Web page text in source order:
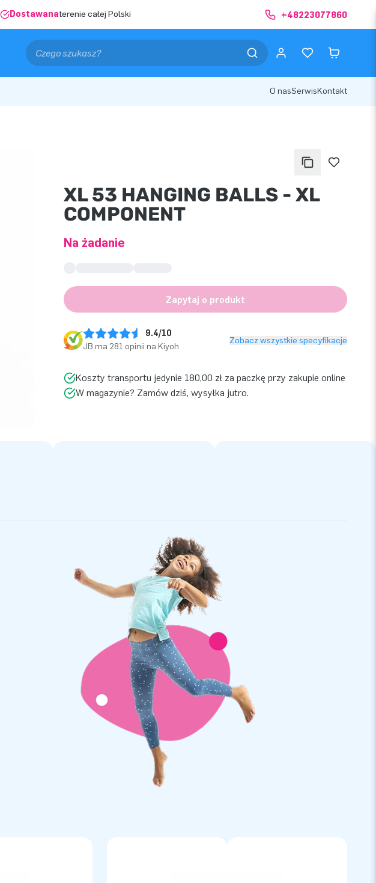
Dostawanaterenie całej Polski +48223077860
O nasSerwisKontakt
XL 53 HANGING BALLS - XL
COMPONENT
Na żądanie
Zapytaj o produkt
9.4/10
JB ma 281 opinii na Kiyoh
Zobacz wszystkie specyfikacje
Koszty transportu jedynie 180,00 zł za paczkę przy zakupie online
W magazynie? Zamów dziś, wysyłka jutro.